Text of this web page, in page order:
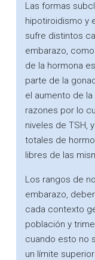
Las formas
hipotiroidismo y
sufre distintos
embarazo,
de la hormona
parte de la
el aumento de la
razones por lo
niveles de TSH,
totales de
libres de las
Los rangos de
embarazo,
cada contexto
población y
cuando esto no
un límite